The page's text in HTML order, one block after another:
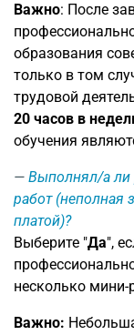
Важно: После
образования
только в том
трудовой
20 часов в
обучения
Выполнял/а ли
работ (неполная
платой)?
Выберите "Да",
несколько мини-
Важно: